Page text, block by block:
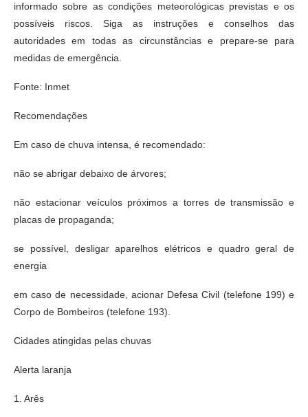
informado sobre as condições meteorológicas previstas e os
possíveis riscos. Siga as instruções e conselhos das
autoridades em todas as circunstâncias e prepare-se para
medidas de emergência.
Fonte: Inmet
Recomendações
Em caso de chuva intensa, é recomendado:
não se abrigar debaixo de árvores;
não estacionar veículos próximos a torres de transmissão e
placas de propaganda;
se possível, desligar aparelhos elétricos e quadro geral de
energia
em caso de necessidade, acionar Defesa Civil (telefone 199) e
Corpo de Bombeiros (telefone 193).
Cidades atingidas pelas chuvas
Alerta laranja
1. Arês